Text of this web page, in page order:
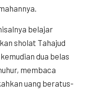
belajar
sholat Tahajud
dua belas
membaca
uang beratus-